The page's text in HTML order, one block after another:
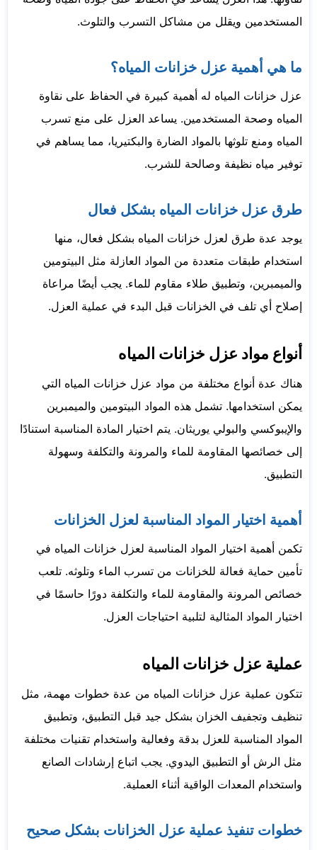
المستخدمين ويقلل من مشاكل التسرب والتلوث.
ما هي أهمية عزل خزانات المياه؟
عزل خزانات المياه له أهمية كبيرة في الحفاظ على نقاوة
المياه وصحة المستخدمين. يساعد العزل على منع تسرب
المياه ومنع تلوثها بالمواد الضارة والبكتيريا، مما يساهم في
توفير مياه نظيفة وصالحة للشرب.
طرق عزل خزانات المياه بشكل فعال
يوجد عدة طرق لعزل خزانات المياه بشكل فعال، منها
استخدام طبقات متعددة من المواد العازلة مثل البيتومين
والميمبرين، وتطبيق طلاء مقاوم للماء. يجب أيضًا مراعاة
إصلاح أي تلف في الخزانات قبل البدء في عملية العزل.
أنواع مواد عزل خزانات المياه
هناك عدة أنواع مختلفة من مواد عزل خزانات المياه التي
يمكن استخدامها. تشمل هذه المواد البيتومين والميمبرين
والإيبوكسي والبولي يوريثان. يتم اختيار المادة المناسبة استنادًا
إلى خصائصها المقاومة للماء والمرونة والتكلفة وسهولة
التطبيق.
أهمية اختيار المواد المناسبة لعزل الخزانات
تكمن أهمية اختيار المواد المناسبة لعزل خزانات المياه في
تأمين حماية فعالة للخزانات من تسرب الماء وتلوثه. تلعب
خصائص المرونة والمقاومة للماء والتكلفة دورًا حاسمًا في
اختيار المواد المثالية لتلبية احتياجات العزل.
عملية عزل خزانات المياه
تتكون عملية عزل خزانات المياه من عدة خطوات مهمة، مثل
تنظيف وتجفيف الخزان بشكل جيد قبل التطبيق، وتطبيق
المواد المناسبة للعزل بدقة وفعالية واستخدام تقنيات مختلفة
مثل الرش أو التطبيق اليدوي. يجب اتباع إرشادات الصانع
واستخدام المعدات الواقية أثناء العملية.
خطوات تنفيذ عملية عزل الخزانات بشكل صحيح